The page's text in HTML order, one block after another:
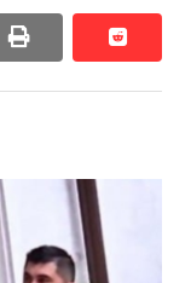
print reddit
reddit